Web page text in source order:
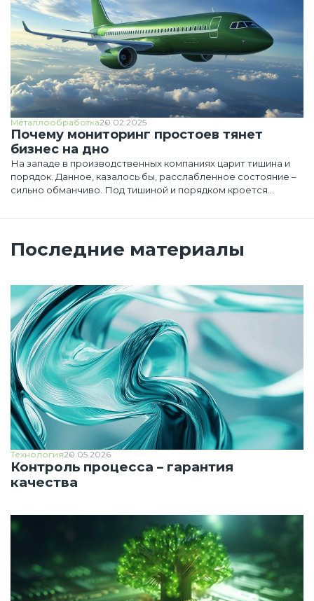
Металлообработка20.02.2025
Почему мониторинг простоев тянет
бизнес на дно
На западе в производственных компаниях царит тишина и
порядок. Данное, казалось бы, расслабленное состояние –
сильно обманчиво. Под тишиной и порядком кроется
«благоприятный стресс»
Последние материалы
Технология20.05.2026
Контроль процесса – гарантия
качества